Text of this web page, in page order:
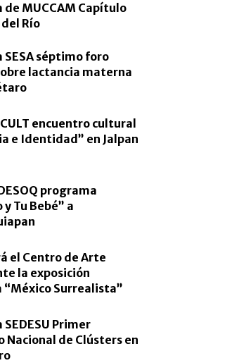
de MUCCAM Capítulo
del Río
SESA séptimo foro
lactancia materna
encuentro cultural
e Identidad” en Jalpan
programa
Tu Bebé” a
el Centro de Arte
la exposición
“México Surrealista”
Primer
Nacional de Clústers en